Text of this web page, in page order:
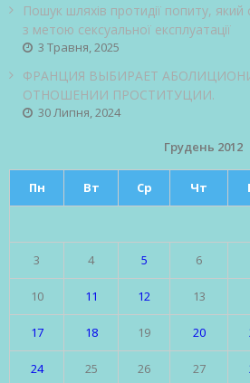
Пошук шляхів протидії попиту, який
з метою сексуальної експлуатації
3 Травня, 2025
ФРАНЦИЯ ВЫБИРАЕТ
ОТНОШЕНИИ ПРОСТИТУЦИИ.
30 Липня, 2024
Грудень 2012
Пн Вт Ср Чт
3 4 5 6
10 11 12 13
17 18 19 20
24 25 26 27